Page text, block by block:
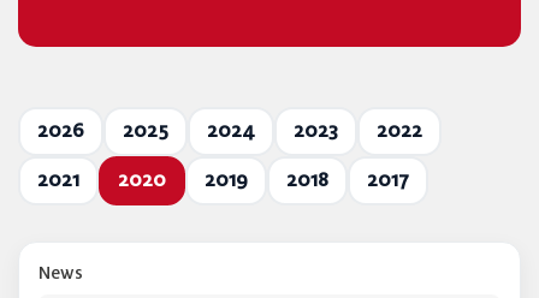
2026 2025 2024 2023 2022
2021 2020 2019 2018 2017
News